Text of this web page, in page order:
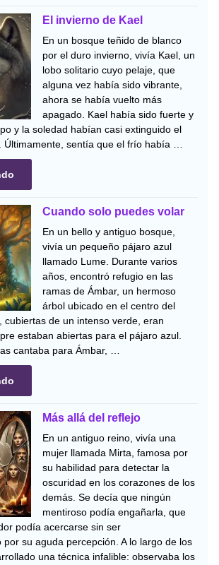
El invierno de Kael
En un bosque teñido de blanco
por el duro invierno, vivía Kael, un
lobo solitario cuyo pelaje, que
alguna vez había sido vibrante,
ahora se había vuelto más
apagado. Kael había sido fuerte y
y la soledad habían casi extinguido el
Últimamente, sentía que el frío había …
Cuando solo puedes volar
En un bello y antiguo bosque,
vivía un pequeño pájaro azul
llamado Lume. Durante varios
años, encontró refugio en las
ramas de Ámbar, un hermoso
árbol ubicado en el centro del
cubiertas de un intenso verde, eran
estaban abiertas para el pájaro azul.
cantaba para Ámbar, …
Más allá del reflejo
En un antiguo reino, vivía una
mujer llamada Mirta, famosa por
su habilidad para detectar la
oscuridad en los corazones de los
demás. Se decía que ningún
mentiroso podía engañarla, que
podía acercarse sin ser
por su aguda percepción. A lo largo de los
una técnica infalible: observaba los